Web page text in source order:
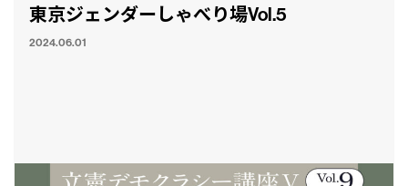
東京ジェンダーしゃべり場Vol.5
2024.06.01